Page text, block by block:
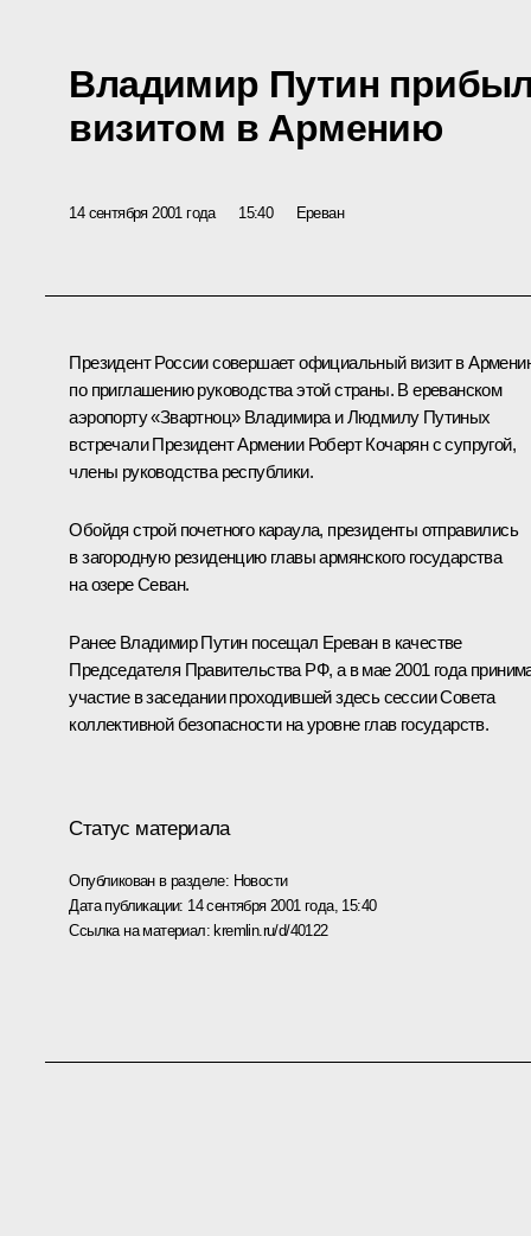
Владимир Путин
визитом в Армению
14 сентября 2001 года 15:40 Ереван
Президент России совершает официальный визит в
по приглашению руководства этой страны. В ереванском
аэропорту «Звартноц» Владимира и Людмилу Путиных
встречали Президент Армении Роберт Кочарян с супругой,
члены руководства республики.
Обойдя строй почетного караула, президенты отправились
в загородную резиденцию главы армянского государства
на озере Севан.
Ранее Владимир Путин посещал Ереван в качестве
Председателя Правительства РФ, а в мае 2001 года
участие в заседании проходившей здесь сессии Совета
коллективной безопасности на уровне глав государств.
Статус материала
Опубликован в разделе: Новости
Дата публикации: 14 сентября 2001 года, 15:40
Ссылка на материал:kremlin.ru/d/40122